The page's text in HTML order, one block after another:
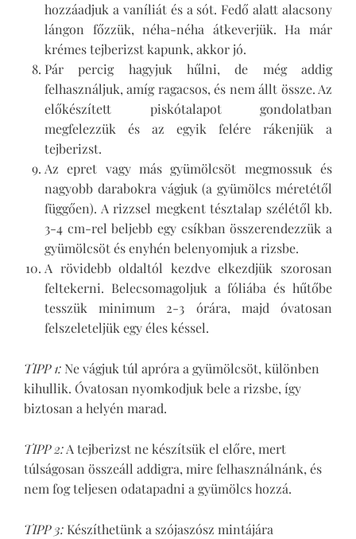
hozzáadjuk a vaníliát és a sót. Fedő alatt alacsony
lángon főzzük, néha-néha átkeverjük. Ha már
krémes tejberizst kapunk, akkor jó.
Pár percig hagyjuk hűlni, de még addig
felhasználjuk, amíg ragacsos, és nem állt össze. Az
előkészített piskótalapot gondolatban
megfelezzük és az egyik felére rákenjük a
tejberizst.
Az epret vagy más gyümölcsöt megmossuk és
nagyobb darabokra vágjuk (a gyümölcs méretétől
függően). A rizzsel megkent tésztalap szélétől kb.
3-4 cm-rel beljebb egy csíkban összerendezzük a
gyümölcsöt és enyhén belenyomjuk a rizsbe.
A rövidebb oldaltól kezdve elkezdjük szorosan
feltekerni. Belecsomagoljuk a fóliába és hűtőbe
tesszük minimum 2-3 órára, majd óvatosan
felszeleteljük egy éles késsel.
TIPP 1: Ne vágjuk túl apróra a gyümölcsöt, különben
kihullik. Óvatosan nyomkodjuk bele a rizsbe, így
biztosan a helyén marad.
TIPP 2:A tejberizst ne készítsük el előre, mert
túlságosan összeáll addigra, mire felhasználnánk, és
nem fog teljesen odatapadni a gyümölcs hozzá.
TIPP 3: Készíthetünk a szójaszósz mintájára